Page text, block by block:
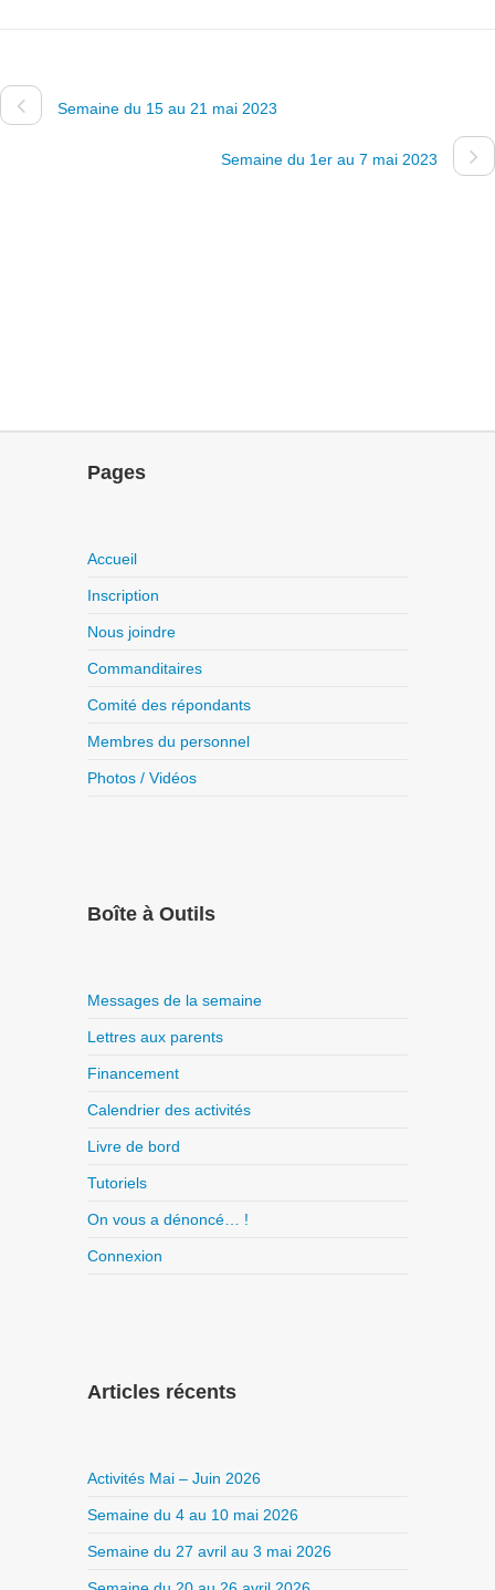
Semaine du 15 au 21 mai 2023
Semaine du 1er au 7 mai 2023
Pages
Accueil
Inscription
Nous joindre
Commanditaires
Comité des répondants
Membres du personnel
Photos / Vidéos
Boîte à Outils
Messages de la semaine
Lettres aux parents
Financement
Calendrier des activités
Livre de bord
Tutoriels
On vous a dénoncé… !
Connexion
Articles récents
Activités Mai – Juin 2026
Semaine du 4 au 10 mai 2026
Semaine du 27 avril au 3 mai 2026